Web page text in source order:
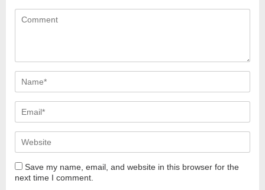
Save my name, email, and website in this browser for the
next time I comment.